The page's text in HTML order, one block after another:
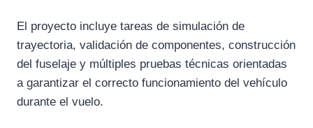
El proyecto incluye tareas de simulación de
trayectoria, validación de componentes, construcción
del fuselaje y múltiples pruebas técnicas orientadas
a garantizar el correcto funcionamiento del vehículo
durante el vuelo.